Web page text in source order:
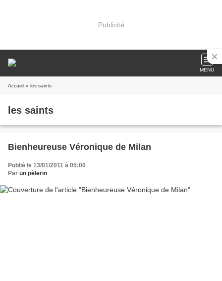
Publicité
MENU
Accueil » les saints
les saints
Bienheureuse Véronique de Milan
Publié le 13/01/2011 à 05:00
Par un pèlerin